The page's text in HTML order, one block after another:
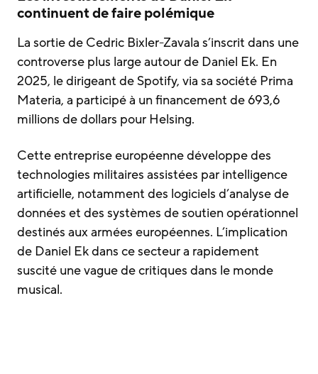
continuent de faire polémique
La sortie de Cedric Bixler-Zavala s’inscrit dans une
controverse plus large autour de Daniel Ek. En
2025, le dirigeant de Spotify, via sa société Prima
Materia, a participé à un financement de 693,6
millions de dollars pour Helsing.
Cette entreprise européenne développe des
technologies militaires assistées par intelligence
artificielle, notamment des logiciels d’analyse de
données et des systèmes de soutien opérationnel
destinés aux armées européennes. L’implication
de Daniel Ek dans ce secteur a rapidement
suscité une vague de critiques dans le monde
musical.